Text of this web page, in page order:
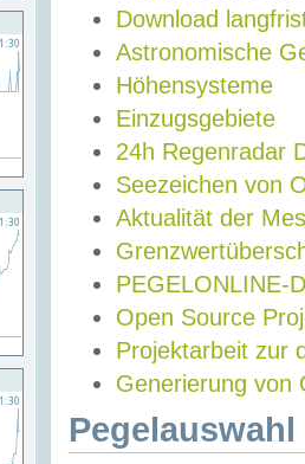
Download
Astronomische
Höhensysteme
Einzugsgebiete
24h Regenradar
Seezeichen von
Aktualität der
PEGELONLINE-
Open Source
Projektarbeit zur
Generierung von